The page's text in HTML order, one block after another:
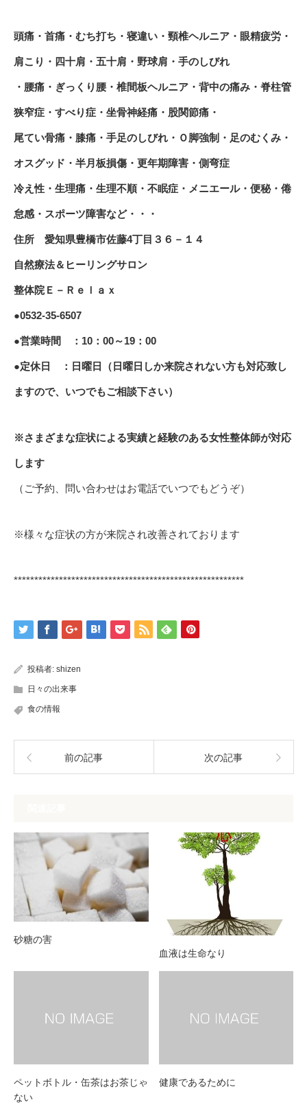
頭痛・首痛・むち打ち・寝違い・頸椎ヘルニア・眼精疲労・
肩こり・四十肩・五十肩・野球肩・手のしびれ
・腰痛・ぎっくり腰・椎間板ヘルニア・背中の痛み・脊柱管
狭窄症・すべり症・坐骨神経痛・股関節痛・
尾てい骨痛・膝痛・手足のしびれ・Ｏ脚強制・足のむくみ・
オスグッド・半月板損傷・更年期障害・側弯症
冷え性・生理痛・生理不順・不眠症・メニエール・便秘・倦
怠感・スポーツ障害など・・・
住所 愛知県豊橋市佐藤4丁目３６－１４
自然療法＆ヒーリングサロン
整体院Ｅ－Ｒｅｌａｘ
●0532-35-6507
●営業時間 ：10：00～19：00
●定休日 ：日曜日（日曜日しか来院されない方も対応致し
ますので、いつでもご相談下さい）
※さまざまな症状による実績と経験のある女性整体師が対応
します
（ご予約、問い合わせはお電話でいつでもどうぞ）
※様々な症状の方が来院され改善されております
********************************************************
投稿者: shizen
日々の出来事
食の情報
前の記事 次の記事
砂糖の害
血液は生命なり
ペットボトル・缶茶はお茶じゃ
ない
健康であるために